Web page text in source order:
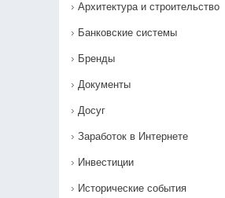
Архитектура и строительство
Банковские системы
Бренды
Документы
Досуг
Заработок в Интернете
Инвестиции
Исторические события